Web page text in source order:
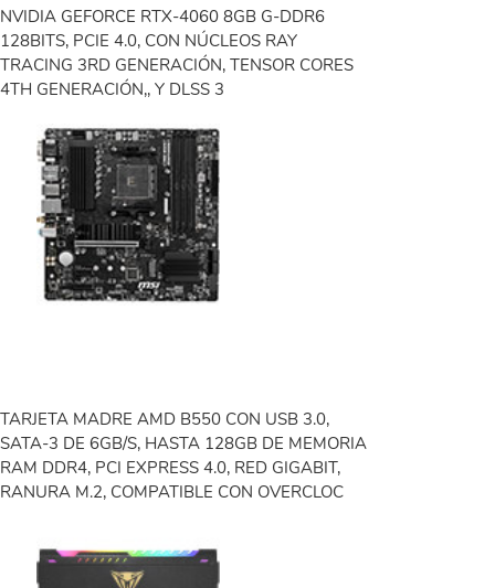
NVIDIA GEFORCE RTX-4060 8GB G-DDR6
128BITS, PCIE 4.0, CON NÚCLEOS RAY
TRACING 3RD GENERACIÓN, TENSOR CORES
4TH GENERACIÓN,, Y DLSS 3
TARJETA MADRE AMD B550 CON USB 3.0,
SATA-3 DE 6GB/S, HASTA 128GB DE MEMORIA
RAM DDR4, PCI EXPRESS 4.0, RED GIGABIT,
RANURA M.2, COMPATIBLE CON OVERCLOC